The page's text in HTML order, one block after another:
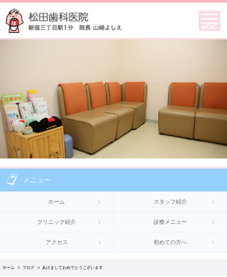
メニュー
ホーム
クリニック紹介
アクセス
スタッフ紹介
診療メニュー
初めての方へ
ホーム > ブログ > あけましておめでとうございます